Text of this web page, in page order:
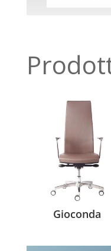
Gioconda